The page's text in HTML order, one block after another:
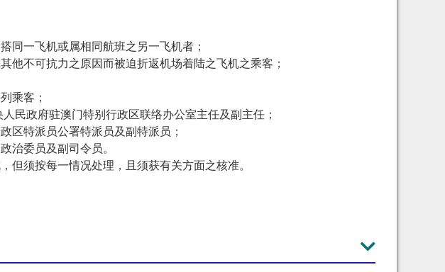
同一飞机或属相同航班之另一飞机者；
他不可抗力之原因而被迫折返机场着陆之飞机之乘客；
乘客；
民政府驻澳门特别行政区联络办公室主任及副主任；
区特派员公署特派员及副特派员；
治委员及副司令员。
但须按每一情况处理，且须获有关方面之核准。